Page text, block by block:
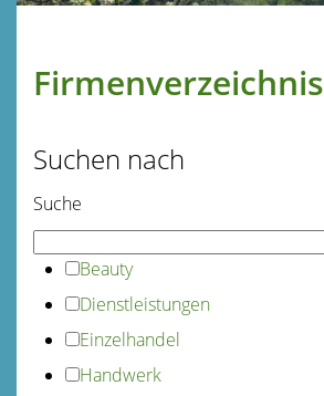
Firmenverzeichnis
Suchen nach
Suche
Beauty
Dienstleistungen
Einzelhandel
Handwerk